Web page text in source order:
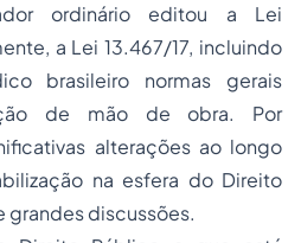
ordinário editou a Lei
a Lei 13.467/17, incluindo
brasileiro normas gerais
de mão de obra. Por
alterações ao longo
na esfera do Direito
grandes discussões.